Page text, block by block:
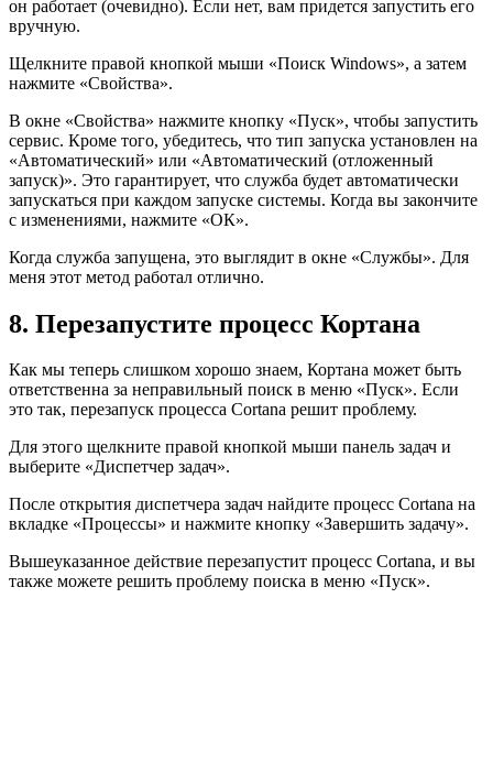
он работает (очевидно). Если нет, вам придется запустить его
вручную.
Щелкните правой кнопкой мыши «Поиск Windows», а затем
нажмите «Свойства».
В окне «Свойства» нажмите кнопку «Пуск», чтобы запустить
сервис. Кроме того, убедитесь, что тип запуска установлен на
«Автоматический» или «Автоматический (отложенный
запуск)». Это гарантирует, что служба будет автоматически
запускаться при каждом запуске системы. Когда вы закончите
с изменениями, нажмите «ОК».
Когда служба запущена, это выглядит в окне «Службы». Для
меня этот метод работал отлично.
8. Перезапустите процесс Кортана
Как мы теперь слишком хорошо знаем, Кортана может быть
ответственна за неправильный поиск в меню «Пуск». Если
это так, перезапуск процесса Cortana решит проблему.
Для этого щелкните правой кнопкой мыши панель задач и
выберите «Диспетчер задач».
После открытия диспетчера задач найдите процесс Cortana на
вкладке «Процессы» и нажмите кнопку «Завершить задачу».
Вышеуказанное действие перезапустит процесс Cortana, и вы
также можете решить проблему поиска в меню «Пуск».